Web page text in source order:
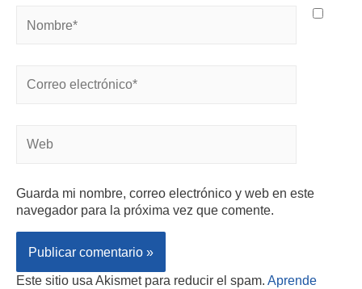
Guarda mi nombre, correo electrónico y web en este
navegador para la próxima vez que comente.
Este sitio usa Akismet para reducir el spam. Aprende